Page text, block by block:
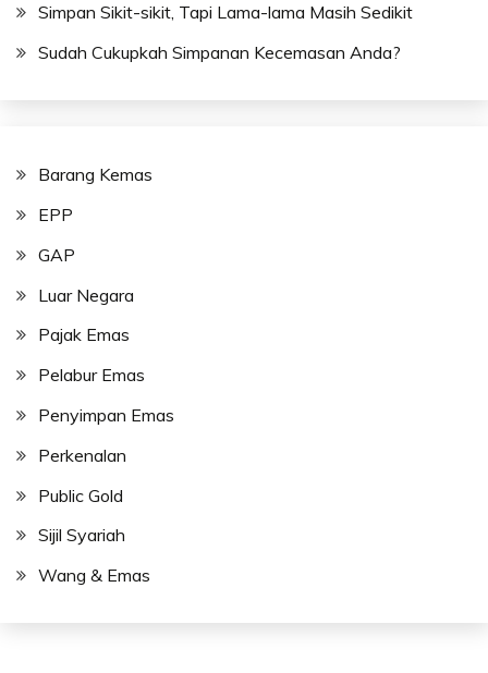
Simpan Sikit-sikit, Tapi Lama-lama Masih Sedikit
Sudah Cukupkah Simpanan Kecemasan Anda?
Barang Kemas
EPP
GAP
Luar Negara
Pajak Emas
Pelabur Emas
Penyimpan Emas
Perkenalan
Public Gold
Sijil Syariah
Wang & Emas